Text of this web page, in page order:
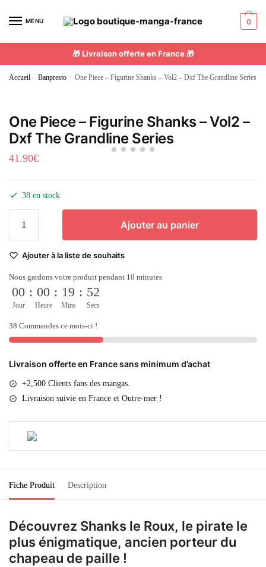
MENU 0
🎁 Livraison offerte en France 🎁
Accueil / Banpresto / One Piece – Figurine Shanks – Vol2 – Dxf The Grandline Series
One Piece – Figurine Shanks – Vol2 –
Dxf The Grandline Series
41.90€
38 en stock
Ajouter au panier
Ajouter à la liste de souhaits
Nous gardons votre produit pendant 10 minutes
00
Jour
: 00
Heure
: 19
Mins
: 52
Secs
38 Commandes ce mois-ci !
Livraison offerte en France sans minimum d’achat
+2,500 Clients fans des mangas.
Livraison suivie en France et Outre-mer !
Fiche Produit Description
Découvrez Shanks le Roux, le pirate le
plus énigmatique, ancien porteur du
chapeau de paille !